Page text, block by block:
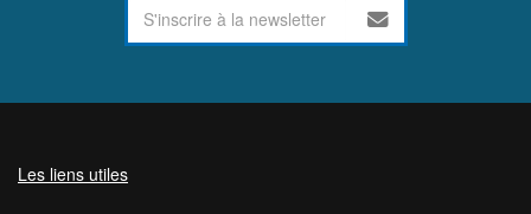
Les liens utiles